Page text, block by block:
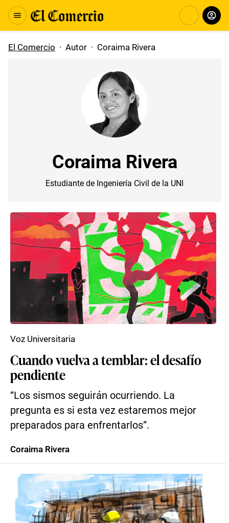
El Comercio · Autor · Coraima Rivera
Coraima Rivera
Estudiante de Ingeniería Civil de la UNI
Cuando vuelva a temblar: el desafío
pendiente
“Los sismos seguirán ocurriendo. La
pregunta es si esta vez estaremos mejor
preparados para enfrentarlos”.
Voz Universitaria
Coraima Rivera